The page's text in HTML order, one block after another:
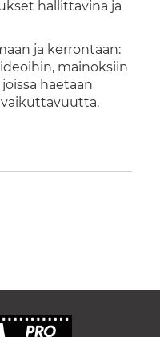
hallittavina ja
ja kerrontaan:
mainoksiin
haetaan
vaikuttavuutta.